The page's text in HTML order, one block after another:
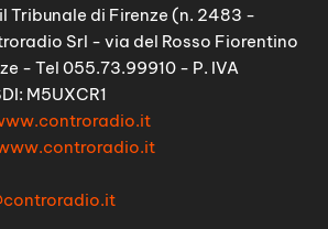
Tribunale di Firenze (n. 2483 -
Srl - via del Rosso Fiorentino
- Tel 055.73.99910 - P. IVA
M5UXCR1